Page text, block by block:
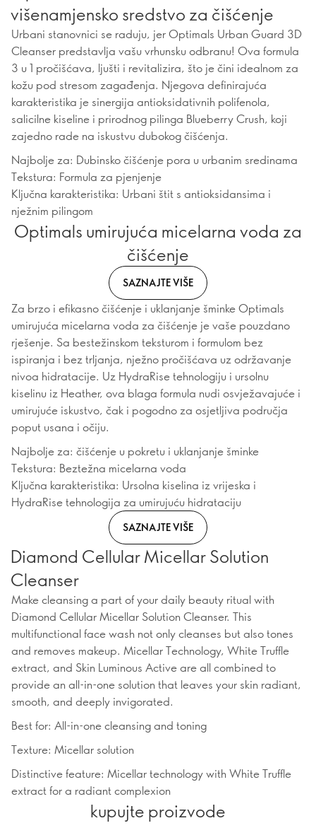
višenamjensko sredstvo za čišćenje
Urbani stanovnici se raduju, jer Optimals Urban Guard 3D
Cleanser predstavlja vašu vrhunsku odbranu! Ova formula
3 u 1 pročišćava, ljušti i revitalizira, što je čini idealnom za
kožu pod stresom zagađenja. Njegova definirajuća
karakteristika je sinergija antioksidativnih polifenola,
salicilne kiseline i prirodnog pilinga Blueberry Crush, koji
zajedno rade na iskustvu dubokog čišćenja.
Najbolje za: Dubinsko čišćenje pora u urbanim sredinama
Tekstura: Formula za pjenjenje
Ključna karakteristika: Urbani štit s antioksidansima i
nježnim pilingom
Optimals umirujuća micelarna voda za
čišćenje
SAZNAJTE VIŠE
Za brzo i efikasno čišćenje i uklanjanje šminke Optimals
umirujuća micelarna voda za čišćenje je vaše pouzdano
rješenje. Sa bestežinskom teksturom i formulom bez
ispiranja i bez trljanja, nježno pročišćava uz održavanje
nivoa hidratacije. Uz HydraRise tehnologiju i ursolnu
kiselinu iz Heather, ova blaga formula nudi osvježavajuće i
umirujuće iskustvo, čak i pogodno za osjetljiva područja
poput usana i očiju.
Najbolje za: čišćenje u pokretu i uklanjanje šminke
Tekstura: Beztežna micelarna voda
Ključna karakteristika: Ursolna kiselina iz vrijeska i
HydraRise tehnologija za umirujuću hidrataciju
SAZNAJTE VIŠE
Diamond Cellular Micellar Solution
Cleanser
Make cleansing a part of your daily beauty ritual with
Diamond Cellular Micellar Solution Cleanser. This
multifunctional face wash not only cleanses but also tones
and removes makeup. Micellar Technology, White Truffle
extract, and Skin Luminous Active are all combined to
provide an all-in-one solution that leaves your skin radiant,
smooth, and deeply invigorated.
Best for: All-in-one cleansing and toning
Texture: Micellar solution
Distinctive feature: Micellar technology with White Truffle
extract for a radiant complexion
kupujte proizvode